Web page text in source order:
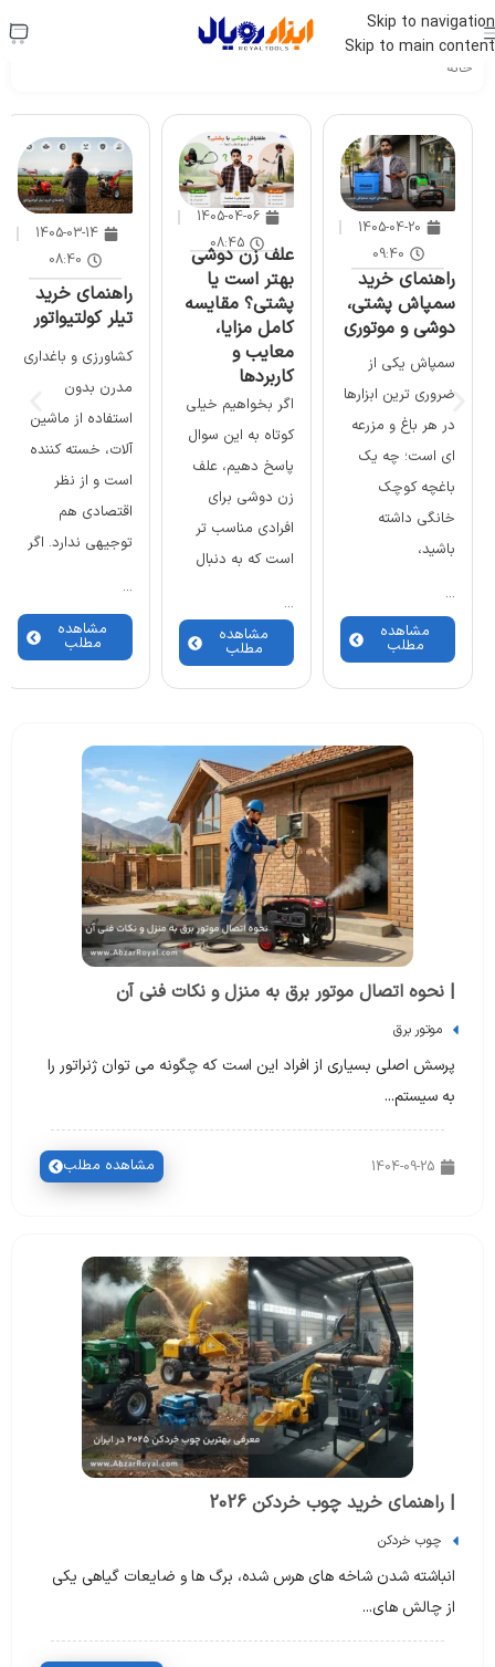
Skip to navigation
Skip to main content
استعلام قیمت فوری: 09120704710
خانه
1405-04-20
09:40
راهنمای خرید
سمپاش پشتی،
دوشی و موتوری
سمپاش یکی از
ضروری ترین ابزارها
در هر باغ و مزرعه
ای است؛ چه یک
باغچه کوچک
خانگی داشته
باشید،
...
مشاهده
مطلب
1405-04-06
08:45
علف زن دوشی
بهتر است یا
پشتی؟ مقایسه
کامل مزایا،
معایب و
کاربردها
اگر بخواهیم خیلی
کوتاه به این سوال
پاسخ دهیم، علف
زن دوشی برای
افرادی مناسب تر
است که به دنبال
...
مشاهده
مطلب
1405-03-14
08:40
راهنمای خرید
تیلر کولتیواتور
کشاورزی و باغداری
مدرن بدون
استفاده از ماشین
‌آلات، خسته کننده
است و از نظر
اقتصادی هم
توجیهی ندارد. اگر
...
مشاهده
مطلب
| نحوه اتصال موتور برق به منزل و نکات فنی آن
موتور برق
پرسش اصلی بسیاری از افراد این است که چگونه می توان ژنراتور را
به سیستم...
1404-09-25 مشاهده مطلب
| راهنمای خرید چوب خردکن 2026
چوب خردکن
انباشته شدن شاخه های هرس شده، برگ ها و ضایعات گیاهی یکی
از چالش های...